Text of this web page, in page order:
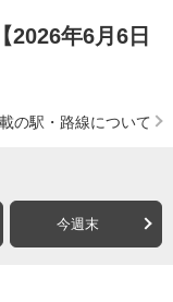
2026年6月6日
の駅・路線について
今週末